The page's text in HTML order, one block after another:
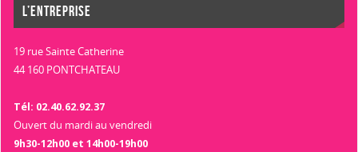
L’ENTREPRISE
19 rue Sainte Catherine
44 160 PONTCHATEAU
Tél: 02.40.62.92.37
Ouvert du mardi au vendredi
9h30-12h00 et 14h00-19h00